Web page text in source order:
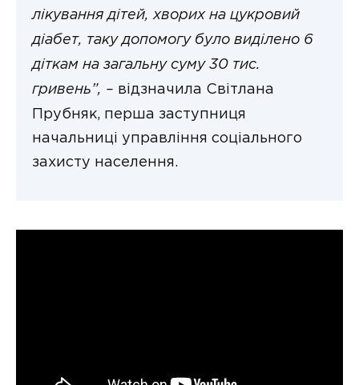
лікування дітей, хворих на цукровий
діабет, таку допомогу було виділено 6
діткам на загальну суму 30 тис.
гривень”, – відзначила Світлана
Прубняк, перша заступниця
начальниці управління соціального
захисту населення.